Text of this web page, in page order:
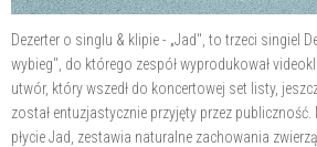
Dezerter o singlu & klipie - „Jad", to trzeci singiel
wybieg", do którego zespół wyprodukował
utwór, który wszedł do koncertowej set listy,
został entuzjastycznie przyjęty przez
płycie Jad, zestawia naturalne zachowania